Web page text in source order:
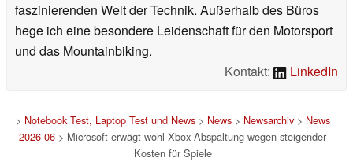
faszinierenden Welt der Technik. Außerhalb des Büros
hege ich eine besondere Leidenschaft für den Motorsport
und das Mountainbiking.
Kontakt:
LinkedIn
> Notebook Test, Laptop Test und News> News> Newsarchiv> News
2026-06 > Microsoft erwägt wohl Xbox-Abspaltung wegen steigender
Kosten für Spiele